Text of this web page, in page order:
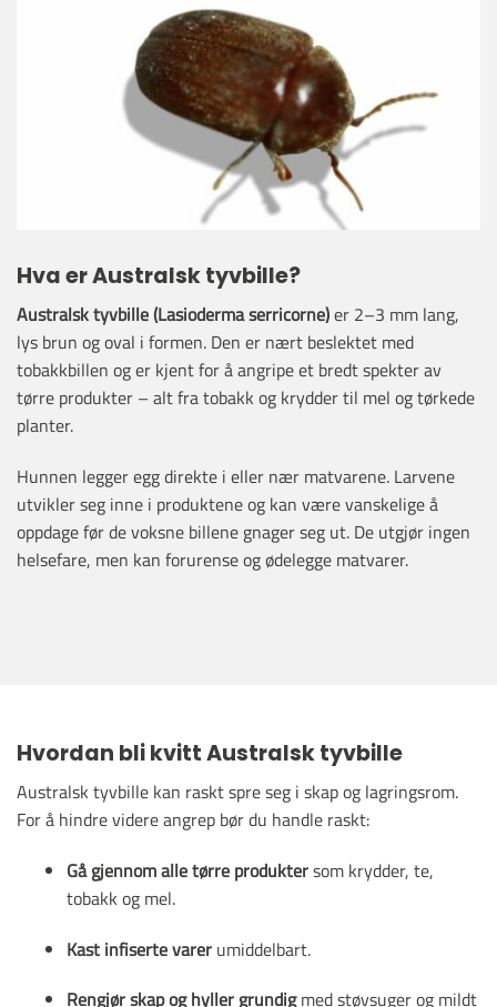
Hva er Australsk tyvbille?
Australsk tyvbille (Lasioderma serricorne)er 2–3 mm lang,
lys brun og oval i formen. Den er nært beslektet med
tobakkbillen og er kjent for å angripe et bredt spekter av
tørre produkter – alt fra tobakk og krydder til mel og tørkede
planter.
Hunnen legger egg direkte i eller nær matvarene. Larvene
utvikler seg inne i produktene og kan være vanskelige å
oppdage før de voksne billene gnager seg ut. De utgjør ingen
helsefare, men kan forurense og ødelegge matvarer.
Hvordan bli kvitt Australsk tyvbille
Australsk tyvbille kan raskt spre seg i skap og lagringsrom.
For å hindre videre angrep bør du handle raskt:
Gå gjennom alle tørre produktersom krydder, te,
tobakk og mel.
Kast infiserte varerumiddelbart.
Rengjør skap og hyller grundigmed støvsuger og mildt